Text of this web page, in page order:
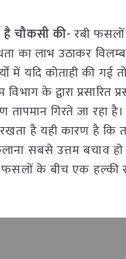
है चौकसी की-रबी
का लाभ उठाकर
में यदि कोताही की
के द्वारा
तापमान गिरते जा
है यही कारण है
सबसे उत्तम बचाव
के बीच एक हल्की सी